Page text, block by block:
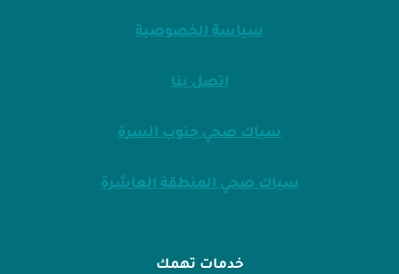
سياسة الخصوصية
اتصل بنا
سباك صحي جنوب السرة
سباك صحي المنطقة العاشرة
خدمات تهمك